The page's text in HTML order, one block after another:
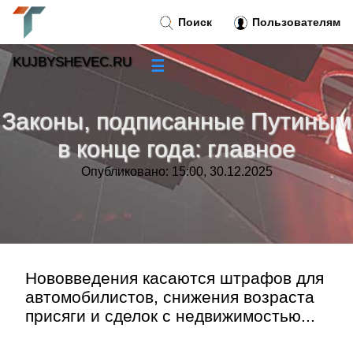
Законы, подписанные Путиным
в конце года: главное
Опубликовано: 15:00, 30.12.2025
Нововведения касаются штрафов для
автомобилистов, снижения возраста
присяги и сделок с недвижимостью...
Поиск Пользователям
KUJBYSHEVEC.RU ☰
»
Тренды новостей»
»
Контакт»